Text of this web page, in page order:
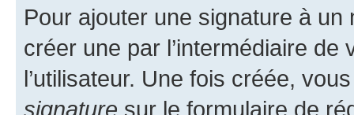
Pour ajouter une signature à un
créer une par l’intermédiaire
l’utilisateur. Une fois créée,
signature sur le formulaire de